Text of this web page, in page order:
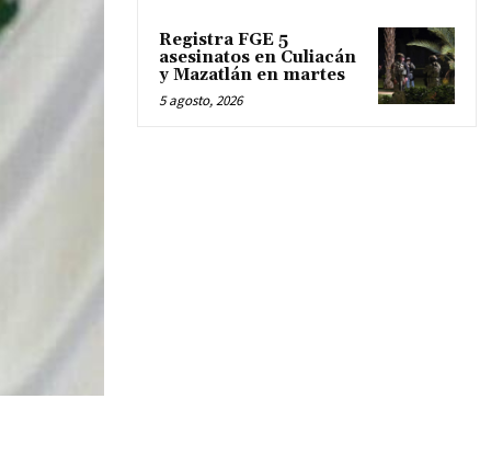
Registra FGE 5
asesinatos en Culiacán
y Mazatlán en martes
5 agosto, 2026